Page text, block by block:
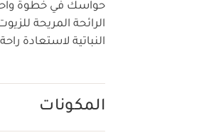
الرائحة المريحة
النباتية لاستعادة
المكونات